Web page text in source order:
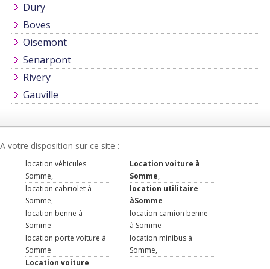
Dury
Boves
Oisemont
Senarpont
Rivery
Gauville
A votre disposition sur ce site :
location véhicules
Somme,
Location voiture à
Somme,
location cabriolet à
Somme,
location utilitaire
àSomme
location benne à
Somme
location camion benne
à Somme
location porte voiture à
Somme
location minibus à
Somme,
Location voiture